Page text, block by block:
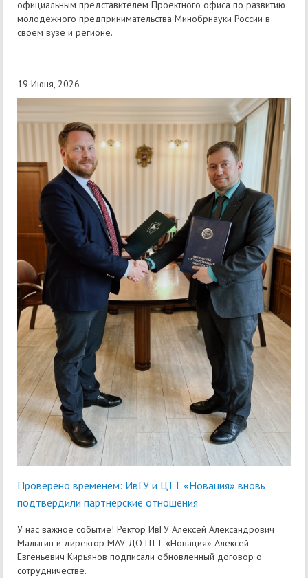
официальным представителем Проектного офиса по развитию
молодежного предпринимательства Минобрнауки России в
своем вузе и регионе.
19 Июня, 2026
Проверено временем: ИвГУ и ЦТТ «Новация» вновь
подтвердили партнерские отношения
У нас важное событие! Ректор ИвГУ Алексей Александрович
Малыгин и директор МАУ ДО ЦТТ «Новация» Алексей
Евгеньевич Кирьянов подписали обновленный договор о
сотрудничестве.